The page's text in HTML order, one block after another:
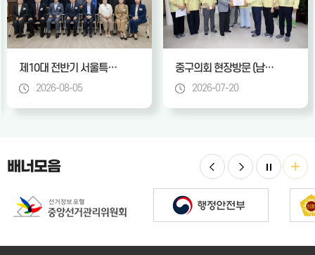
제10대 전반기 서울특별시 구의회 의장협의회 회의
2026-08-05
중구의회 현장방문 (남산원, 다동공원, 을지누리센터 스크린골프장, 충무스포츠센터, 동호로 경사길)
2026-07-20
배너모음